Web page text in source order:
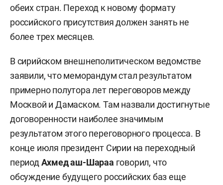
обеих стран. Переход к новому формату
российского присутствия должен занять не
более трех месяцев.
В сирийском внешнеполитическом ведомстве
заявили, что меморандум стал результатом
примерно полутора лет переговоров между
Москвой и Дамаском. Там назвали достигнутые
договоренности наиболее значимым
результатом этого переговорного процесса. В
конце июля президент Сирии на переходный
период Ахмед аш-Шараа говорил, что
обсуждение будущего российских баз еще